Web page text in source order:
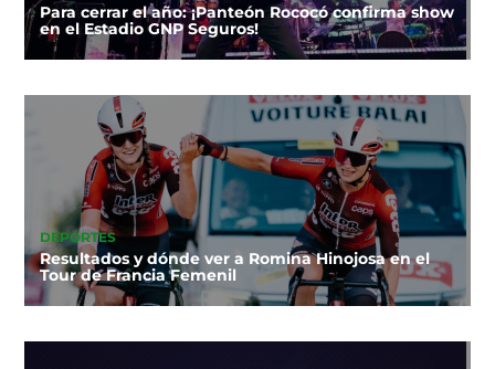
Para cerrar el año: ¡Panteón Rococó confirma show
en el Estadio GNP Seguros!
DEPORTES
Resultados y dónde ver a Romina Hinojosa en el
Tour de Francia Femenil